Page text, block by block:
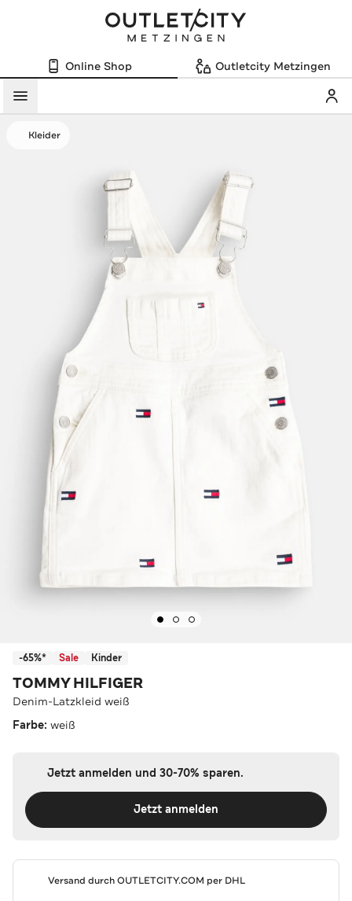
Online Shop Outletcity Metzingen
Menü
Kleider
-65%* Sale Kinder
TOMMY HILFIGER
Denim-Latzkleid weiß
Farbe: weiß
Jetzt anmelden und 30-70% sparen.
Jetzt anmelden
Versand durchOUTLETCITY.COM per DHL